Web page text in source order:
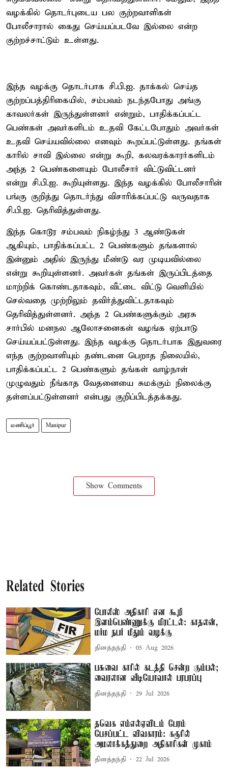
வழக்கில் தொடர்புடைய பல குற்றவாளிகள்
போலீசாரால் கைது செய்யப்படவே இல்லை என்ற
குற்றச்சாட்டும் உள்ளது.
இந்த வழக்கு தொடர்பாக சி.பி.ஐ. தாக்கல் செய்த
குற்றப்பத்திரிகையில், சம்பவம் நடந்தபோது அங்கு
காவலர்கள் இருந்துள்ளனர் என்றும், பாதிக்கப்பட்ட
பெண்கள் அவர்களிடம் உதவி கேட்டபோதும் அவர்கள்
உதவி செய்யவில்லை எனவும் கூறப்பட்டுள்ளது. தங்கள்
காரில் சாவி இல்லை என்று கூறி, கலவரக்காரர்களிடம்
அந்த 2 பெண்களையும் போலீசார் விட்டுவிட்டனர்
என்று சி.பி.ஐ. கூறியுள்ளது. இந்த வழக்கில் போலீசாரின்
பங்கு குறித்து தொடர்ந்து விசாரிக்கப்பட்டு வருவதாக
சி.பி.ஐ. தெரிவித்துள்ளது.
இந்த கொடூர சம்பவம் நிகழ்ந்து 3 ஆண்டுகள்
ஆகியும், பாதிக்கப்பட்ட 2 பெண்களும் தங்களால்
இன்னும் அதில் இருந்து மீண்டு வர முடியவில்லை
என்று கூறியுள்ளனர். அவர்கள் தங்கள் இருப்பிடத்தை
மாற்றிக் கொண்டதாகவும், வீட்டை விட்டு வெளியில்
செல்வதை முற்றிலும் தவிர்த்துவிட்டதாகவும்
தெரிவித்துள்ளனர். அந்த 2 பெண்களுக்கும் அரசு
சார்பில் மனநல ஆலோசனைகள் வழங்க ஏற்பாடு
செய்யப்பட்டுள்ளது. இந்த வழக்கு தொடர்பாக இதுவரை
எந்த குற்றவாளியும் தண்டனை பெறாத நிலையில்,
பாதிக்கப்பட்ட 2 பெண்களும் தங்கள் வாழ்நாள்
முழுவதும் நீங்காத வேதனையை சுமக்கும் நிலைக்கு
தள்ளப்பட்டுள்ளனர் என்பது குறிப்பிடத்தக்கது.
மணிப்பூர் Manipur
Show Comments
Related Stories
போலீஸ் அதிகாரி என கூறி
இளம்பெண்ணுக்கு மிரட்டல்: காதலன்,
மர்ம நபர் மீதும் வழக்கு
தினத்தந்தி 05 Aug 2026
பசுவை காரில் கடத்தி சென்ற கும்பல்;
வைரலான வீடியோவால் பரபரப்பு
தினத்தந்தி 29 Jul 2026
தவெக எம்எல்ஏவிடம் பேரம்
பேசப்பட்ட விவகாரம்: கரூரில்
அமலாக்கத்துறை அதிகாரிகள் முகாம்
தினத்தந்தி 22 Jul 2026